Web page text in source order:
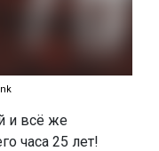
и всё же
часа 25 лет!